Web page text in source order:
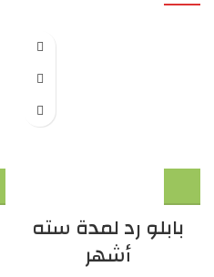
بابلو رد لمدة سته
أشهر